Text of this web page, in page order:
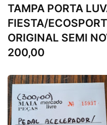
TAMPA PORTA
FIESTA/
ORIGINAL SEMI
200,00